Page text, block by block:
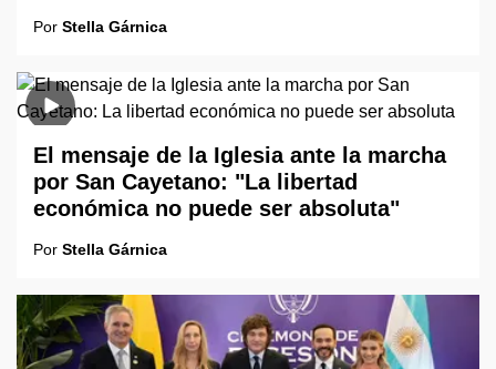
Por Stella Gárnica
El mensaje de la Iglesia ante la marcha
por San Cayetano: "La libertad
económica no puede ser absoluta"
Por Stella Gárnica